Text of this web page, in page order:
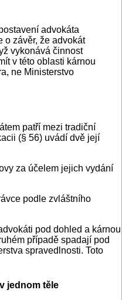
advokáta
o závěr, že advokát
vykonává činnost
v této oblasti kárnou
ne Ministerstvo
patří mezi tradiční
(§ 56) uvádí dvě její
za účelem jejich vydání
podle zvláštního
pod dohled a kárnou
případě spadají pod
spravedlnosti. Toto
jednom těle